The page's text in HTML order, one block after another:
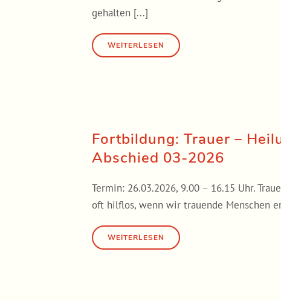
gehalten [...]
Fortbildung: Trauer –
Abschied 03-2026
Termin: 26.03.2026, 9.00 – 16.15 Uhr.
oft hilflos, wenn wir trauende Menschen